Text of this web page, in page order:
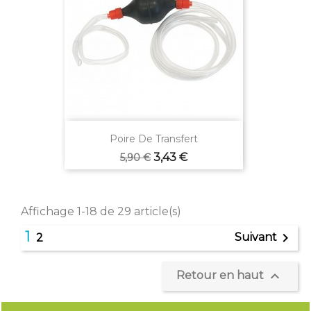
Poire De Transfert
Prix
de
5,90 € Prix
3,43 €
Affichage 1-18 de 29 article(s)
1 2 Suivant
Retour en haut 